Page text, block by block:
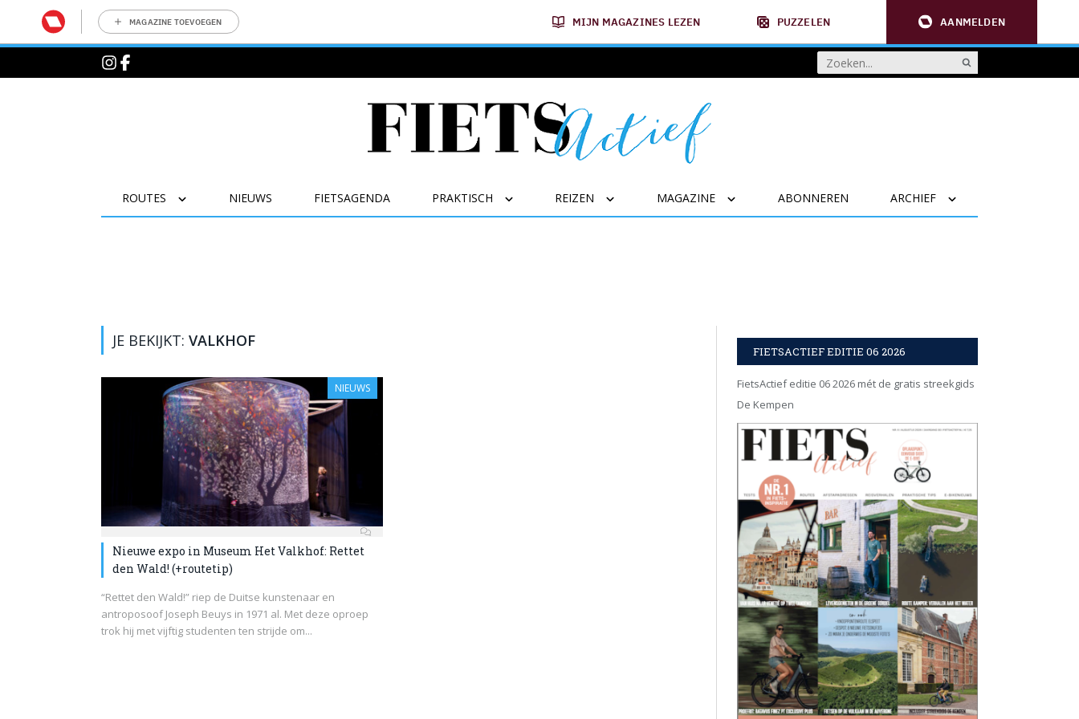
MAGAZINE TOEVOEGEN MIJN MAGAZINES LEZEN PUZZELEN AANMELDEN
ROUTES NIEUWS FIETSAGENDA PRAKTISCH REIZEN MAGAZINE ABONNEREN ARCHIEF
JE BEKIJKT: VALKHOF
NIEUWS
Nieuwe expo in Museum Het Valkhof: Rettet
den Wald! (+routetip)
“Rettet den Wald!” riep de Duitse kunstenaar en
antroposoof Joseph Beuys in 1971 al. Met deze oproep
trok hij met vijftig studenten ten strijde om...
FIETSACTIEF EDITIE 06 2026
FietsActief editie 06 2026 mét de gratis streekgids
De Kempen